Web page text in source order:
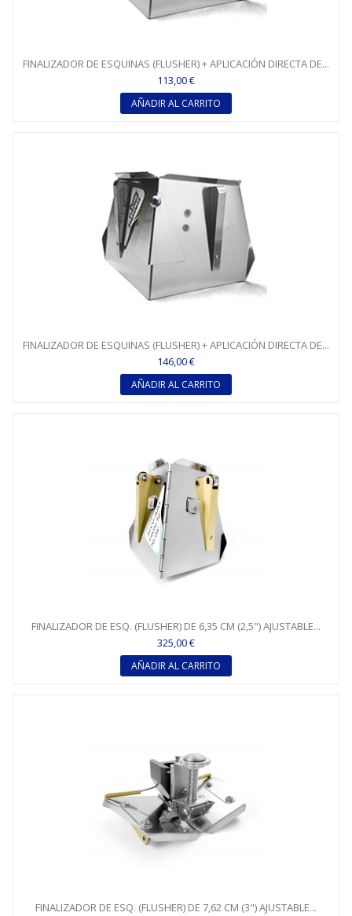
FINALIZADOR DE ESQUINAS (FLUSHER) + APLICACIÓN DIRECTA DE...
113,00 €
AÑADIR AL CARRITO
FINALIZADOR DE ESQUINAS (FLUSHER) + APLICACIÓN DIRECTA DE...
146,00 €
AÑADIR AL CARRITO
FINALIZADOR DE ESQ. (FLUSHER) DE 6,35 CM (2,5") AJUSTABLE...
325,00 €
AÑADIR AL CARRITO
FINALIZADOR DE ESQ. (FLUSHER) DE 7,62 CM (3") AJUSTABLE...